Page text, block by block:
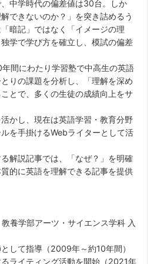
中学時代の偏差値は30台。しか
できないのか？」を突き詰めるう
暗記」ではなく「イメージの理
学で学び方を確立し、模試の偏差
間にわたり学習塾で中高生の英語
りの課題を分析し、「理解を深め
とで、多くの生徒の成績向上をサ
かし、現在は英語学習・教育分野
を手掛けるWebライターとして活
解説記事では、「なぜ？」を明確
的に英語を理解できる記事を提供
養学部アーツ・サイエンス学科 入
して指導（2009年～約10年間）
ライティング活動を開始（2021年